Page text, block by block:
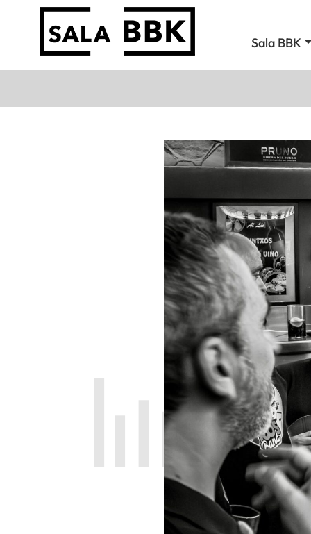
Sala BBK